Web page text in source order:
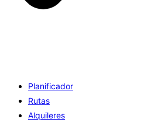
Planificador
Rutas
Alquileres